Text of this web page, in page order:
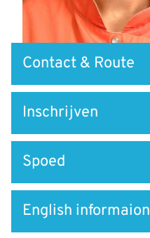
naar
Contact & Route
Inschrijven
Spoed
English informaion